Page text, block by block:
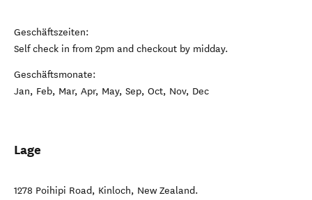
Geschäftszeiten:
Self check in from 2pm and checkout by midday.
Geschäftsmonate:
Jan, Feb, Mar, Apr, May, Sep, Oct, Nov, Dec
Lage
1278 Poihipi Road, Kinloch, New Zealand.